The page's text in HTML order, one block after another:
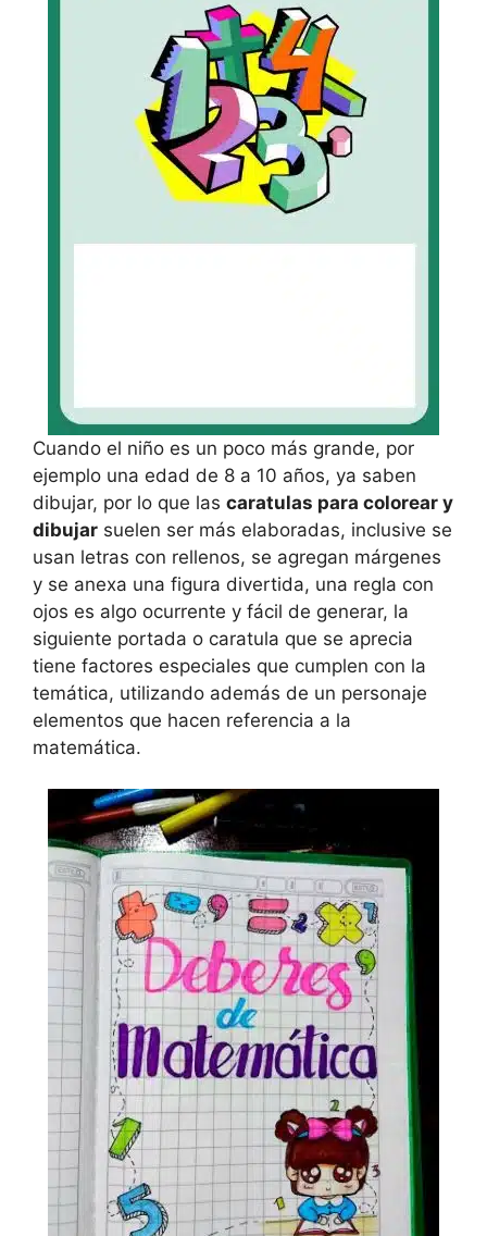
Cuando el niño es un poco más grande, por
ejemplo una edad de 8 a 10 años, ya saben
dibujar, por lo que las caratulas para colorear y
dibujar suelen ser más elaboradas, inclusive se
usan letras con rellenos, se agregan márgenes
y se anexa una figura divertida, una regla con
ojos es algo ocurrente y fácil de generar, la
siguiente portada o caratula que se aprecia
tiene factores especiales que cumplen con la
temática, utilizando además de un personaje
elementos que hacen referencia a la
matemática.